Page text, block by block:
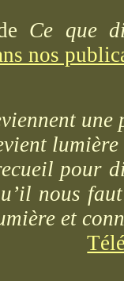
Ce que
nos
une
lumière
pour
nous
et